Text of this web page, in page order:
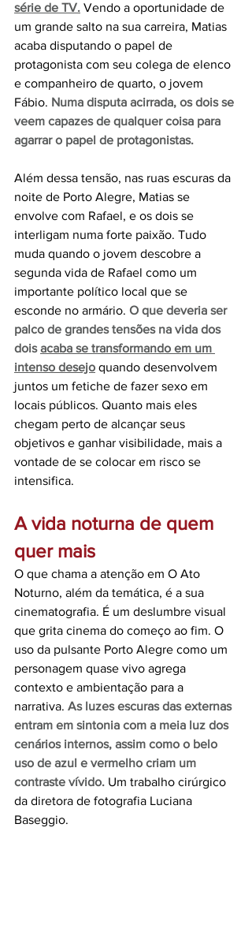
série de TV. Vendo a oportunidade de
um grande salto na sua carreira, Matias
acaba disputando o papel de
protagonista com seu colega de elenco
e companheiro de quarto, o jovem
Fábio. Numa disputa acirrada, os dois se
veem capazes de qualquer coisa para
agarrar o papel de protagonistas.
Além dessa tensão, nas ruas escuras da
noite de Porto Alegre, Matias se
envolve com Rafael, e os dois se
interligam numa forte paixão. Tudo
muda quando o jovem descobre a
segunda vida de Rafael como um
importante político local que se
esconde no armário. O que deveria ser
palco de grandes tensões na vida dos
dois acaba se transformando em um
intenso desejo quando desenvolvem
juntos um fetiche de fazer sexo em
locais públicos. Quanto mais eles
chegam perto de alcançar seus
objetivos e ganhar visibilidade, mais a
vontade de se colocar em risco se
intensifica.
A vida noturna de quem
quer mais
O que chama a atenção em O Ato
Noturno, além da temática, é a sua
cinematografia. É um deslumbre visual
que grita cinema do começo ao fim. O
uso da pulsante Porto Alegre como um
personagem quase vivo agrega
contexto e ambientação para a
narrativa. As luzes escuras das externas
entram em sintonia com a meia luz dos
cenários internos, assim como o belo
uso de azul e vermelho criam um
contraste vívido. Um trabalho cirúrgico
da diretora de fotografia Luciana
Baseggio.